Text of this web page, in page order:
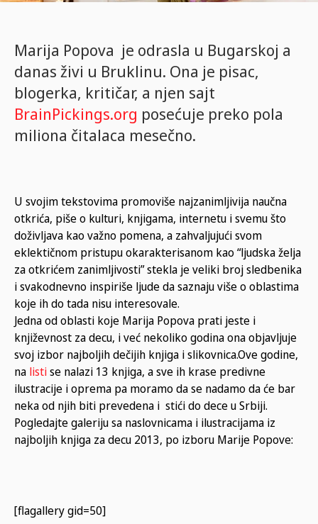
Marija Popova je odrasla u Bugarskoj a
danas živi u Bruklinu. Ona je pisac,
blogerka, kritičar, a njen sajt
BrainPickings.org posećuje preko pola
miliona čitalaca mesečno.
U svojim tekstovima promoviše najzanimljivija naučna
otkrića, piše o kulturi, knjigama, internetu i svemu što
doživljava kao važno pomena, a zahvaljujući svom
eklektičnom pristupu okarakterisanom kao “ljudska želja
za otkrićem zanimljivosti” stekla je veliki broj sledbenika
i svakodnevno inspiriše ljude da saznaju više o oblastima
koje ih do tada nisu interesovale.
Jedna od oblasti koje Marija Popova prati jeste i
književnost za decu, i već nekoliko godina ona objavljuje
svoj izbor najboljih dečijih knjiga i slikovnica.Ove godine,
na listise nalazi 13 knjiga, a sve ih krase predivne
ilustracije i oprema pa moramo da se nadamo da će bar
neka od njih biti prevedena i stići do dece u Srbiji.
Pogledajte galeriju sa naslovnicama i ilustracijama iz
najboljih knjiga za decu 2013, po izboru Marije Popove:
[flagallery gid=50]